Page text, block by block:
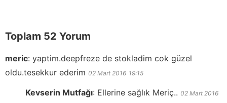
Toplam 52 Yorum
meric: yaptim.deepfreze de stokladim cok güzel
oldu.tesekkur ederim 02 Mart 2016 19:15
Kevserin Mutfağı: Ellerine sağlık Meriç.. 02 Mart 2016